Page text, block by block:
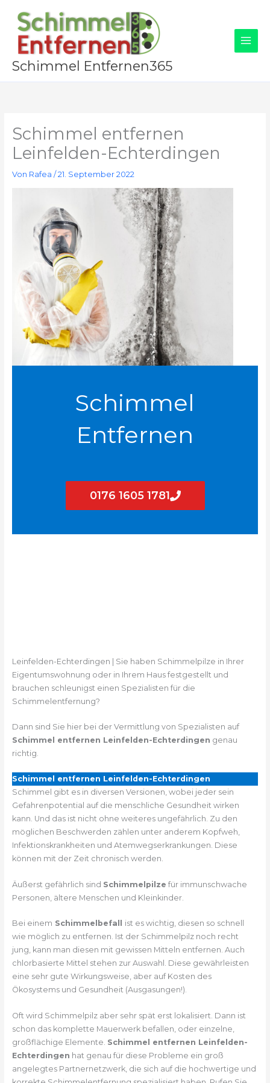
Inhalt
springen
Schimmel Entfernen365
Schimmel entfernen
Leinfelden-Echterdingen
Von Rafea /21. September 2022
Schimmel
Entfernen
0176 1605 1781
Leinfelden-Echterdingen | Sie haben Schimmelpilze in Ihrer
Eigentumswohnung oder in Ihrem Haus festgestellt und
brauchen schleunigst einen Spezialisten für die
Schimmelentfernung?
Dann sind Sie hier bei der Vermittlung von Spezialisten auf
Schimmel entfernen Leinfelden-Echterdingen genau
richtig.
Schimmel entfernen Leinfelden-Echterdingen
Schimmel gibt es in diversen Versionen, wobei jeder sein
Gefahrenpotential auf die menschliche Gesundheit wirken
kann. Und das ist nicht ohne weiteres ungefährlich. Zu den
möglichen Beschwerden zählen unter anderem Kopfweh,
Infektionskrankheiten und Atemwegserkrankungen. Diese
können mit der Zeit chronisch werden.
Äußerst gefährlich sind Schimmelpilze für immunschwache
Personen, ältere Menschen und Kleinkinder.
Bei einem Schimmelbefall ist es wichtig, diesen so schnell
wie möglich zu entfernen. Ist der Schimmelpilz noch recht
jung, kann man diesen mit gewissen Mitteln entfernen. Auch
chlorbasierte Mittel stehen zur Auswahl. Diese gewährleisten
eine sehr gute Wirkungsweise, aber auf Kosten des
Ökosystems und Gesundheit (Ausgasungen!).
Oft wird Schimmelpilz aber sehr spät erst lokalisiert. Dann ist
schon das komplette Mauerwerk befallen, oder einzelne,
großflächige Elemente. Schimmel entfernen Leinfelden-
Echterdingen hat genau für diese Probleme ein groß
angelegtes Partnernetzwerk, die sich auf die hochwertige und